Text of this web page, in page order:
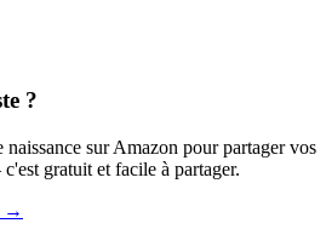
?
naissance sur Amazon pour partager vos
gratuit et facile à partager.
→